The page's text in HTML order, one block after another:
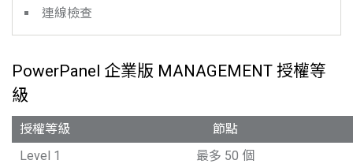
連線檢查
PowerPanel 企業版 MANAGEMENT 授權等
級
授權等級
節點
Level 1
最多 50 個